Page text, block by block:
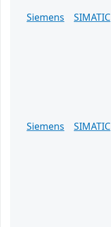
Siemens
SIMATIC
Siemens
SIMATIC